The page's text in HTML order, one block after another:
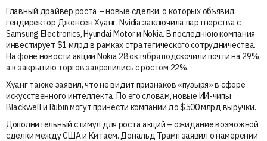
Главный драйвер роста – новые сделки, о которых объявил
гендиректор Дженсен Хуанг. Nvidia заключила партнерства с
Samsung Electronics, Hyundai Motor и Nokia. В последнюю компания
инвестирует $1 млрд в рамках стратегического сотрудничества.
На фоне новости акции Nokia 28 октября подскочили почти на 29%,
а к закрытию торгов закрепились с ростом 22%.
Хуанг также заявил, что не видит признаков «пузыря» в сфере
искусственного интеллекта. По его словам, новые ИИ-чипы
Blackwell и Rubin могут принести компании до $500 млрд выручки.
Дополнительный стимул для роста акций – ожидание возможной
сделки между США и Китаем. Дональд Трамп заявил о намерении